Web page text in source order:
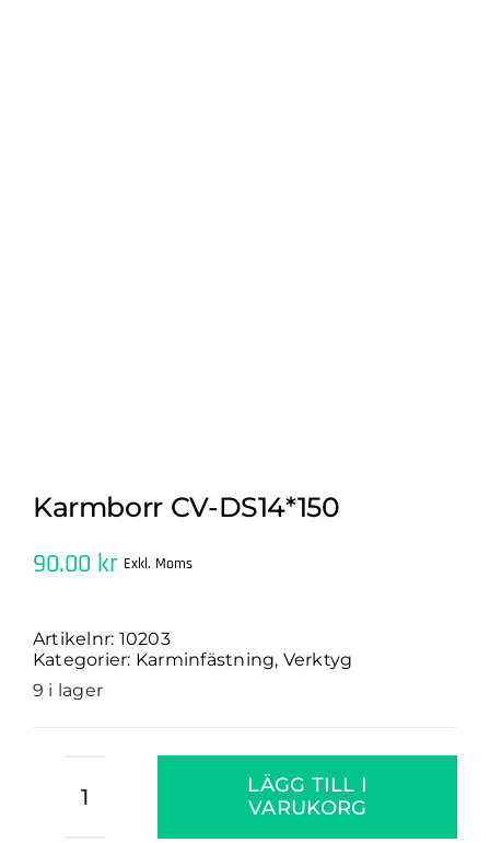
Karmborr CV-DS14*150
90.00 kr Exkl. Moms
Artikelnr: 10203
Kategorier: Karminfästning, Verktyg
9 i lager
CV-
LÄGG TILL I
VARUKORG